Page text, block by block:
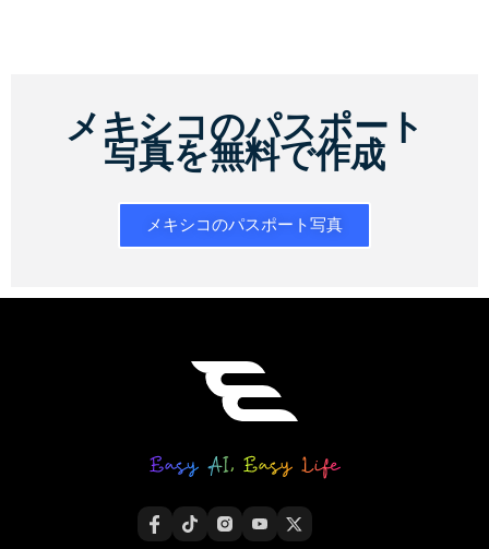
メキシコのパスポート
写真を無料で作成
メキシコのパスポート写真